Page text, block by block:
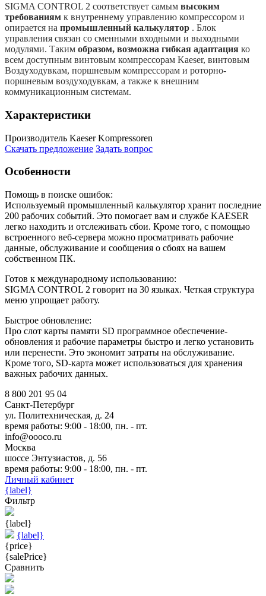
SIGMA CONTROL 2 соответствует самым высоким
требованиям к внутреннему управлению компрессором и
опирается на промышленный калькулятор . Блок
управления связан со сменными входными и выходными
модулями. Таким образом, возможна гибкая адаптация ко
всем доступным винтовым компрессорам Kaeser, винтовым
Воздуходувкам, поршневым компрессорам и роторно-
поршневым воздуходувкам, а также к внешним
коммуникационным системам.
Характеристики
Производитель Kaeser Kompressoren
Скачать предложение Задать вопрос
Особенности
Помощь в поиске ошибок:
Используемый промышленный калькулятор хранит последние
200 рабочих событий. Это помогает вам и службе KAESER
легко находить и отслеживать сбои. Кроме того, с помощью
встроенного веб-сервера можно просматривать рабочие
данные, обслуживание и сообщения о сбоях на вашем
собственном ПК.
Готов к международному использованию:
SIGMA CONTROL 2 говорит на 30 языках. Четкая структура
меню упрощает работу.
Быстрое обновление:
Про слот карты памяти SD программное обеспечение-
обновления и рабочие параметры быстро и легко установить
или перенести. Это экономит затраты на обслуживание.
Кроме того, SD-карта может использоваться для хранения
важных рабочих данных.
8 800 201 95 04
Санкт-Петербург
ул. Политехническая, д. 24
время работы: 9:00 - 18:00, пн. - пт.
info@oooco.ru
Москва
шоссе Энтузиастов, д. 56
время работы: 9:00 - 18:00, пн. - пт.
Личный кабинет
{label}
Фильтр
{label}
{label}
{price}
{salePrice}
Сравнить